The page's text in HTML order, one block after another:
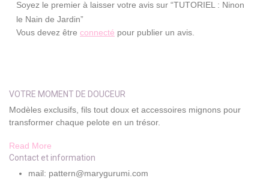
Soyez le premier à laisser votre avis sur “TUTORIEL : Ninon
le Nain de Jardin”
Vous devez être connecté pour publier un avis.
VOTRE MOMENT DE DOUCEUR
Modèles exclusifs, fils tout doux et accessoires mignons pour
transformer chaque pelote en un trésor.
Read More
Contact et information
mail: pattern@marygurumi.com